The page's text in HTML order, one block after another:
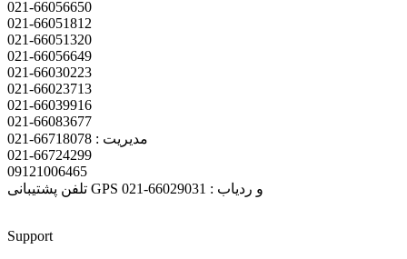
021-66056650
021-66051812
021-66051320
021-66056649
021-66030223
021-66023713
021-66039916
021-66083677
مدیریت : 66718078-021
021-66724299
09121006465
تلفن پشتیبانی GPS و ردیاب : 66029031-021
Support